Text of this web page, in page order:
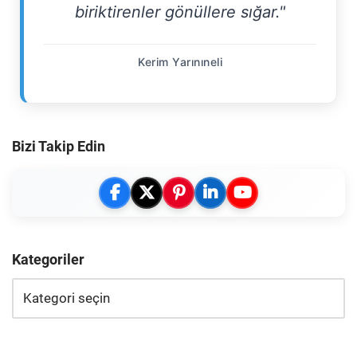
biriktirenler gönüllere sığar."
Kerim Yarınıneli
Bizi Takip Edin
Kategoriler